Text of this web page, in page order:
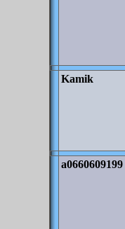
Kamik
a0660609199